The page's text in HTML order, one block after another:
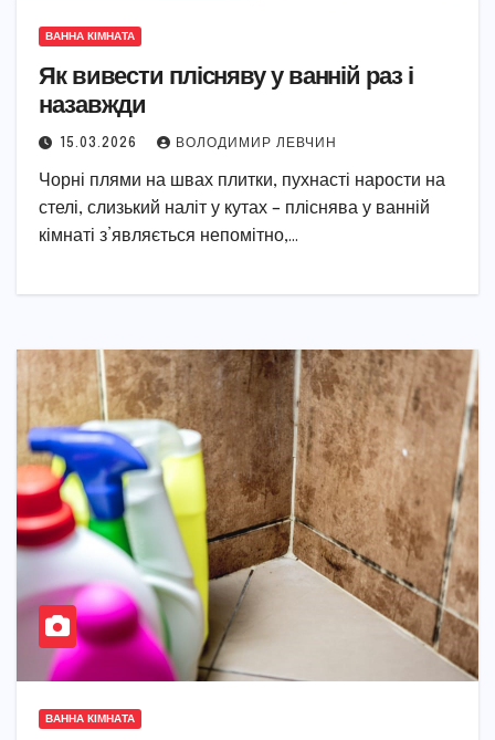
ВАННА КІМНАТА
Як вивести плісняву у ванній раз і
назавжди
15.03.2026 ВОЛОДИМИР ЛЕВЧИН
Чорні плями на швах плитки, пухнасті нарости на
стелі, слизький наліт у кутах – пліснява у ванній
кімнаті з’являється непомітно,…
ВАННА КІМНАТА